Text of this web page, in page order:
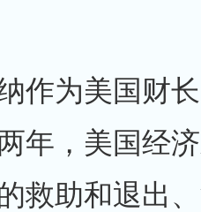
作为美国财
年，美国经
救助和退出